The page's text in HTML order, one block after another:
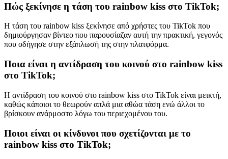
Πώς ξεκίνησε η τάση του rainbow kiss στο TikTok;
Η τάση του rainbow kiss ξεκίνησε από χρήστες του TikTok που
δημιούργησαν βίντεο που παρουσίαζαν αυτή την πρακτική, γεγονός
που οδήγησε στην εξάπλωσή της στην πλατφόρμα.
Ποια είναι η αντίδραση του κοινού στο rainbow kiss
στο TikTok;
Η αντίδραση του κοινού στο rainbow kiss στο TikTok είναι μεικτή,
καθώς κάποιοι το θεωρούν απλά μια αθώα τάση ενώ άλλοι το
βρίσκουν ανάρμοστο λόγω του περιεχομένου του.
Ποιοι είναι οι κίνδυνοι που σχετίζονται με το
rainbow kiss στο TikTok;